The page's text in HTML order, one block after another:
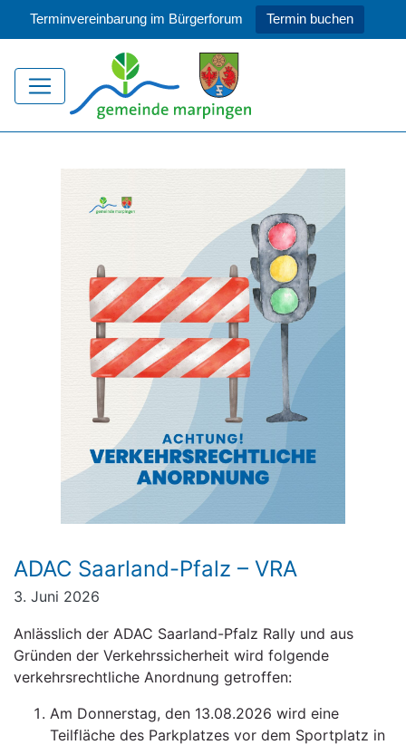
Terminvereinbarung im Bürgerforum Termin buchen
ADAC Saarland-Pfalz – VRA
3. Juni 2026
Anlässlich der ADAC Saarland-Pfalz Rally und aus
Gründen der Verkehrssicherheit wird folgende
verkehrsrechtliche Anordnung getroffen:
Am Donnerstag, den 13.08.2026 wird eine
Teilfläche des Parkplatzes vor dem Sportplatz in